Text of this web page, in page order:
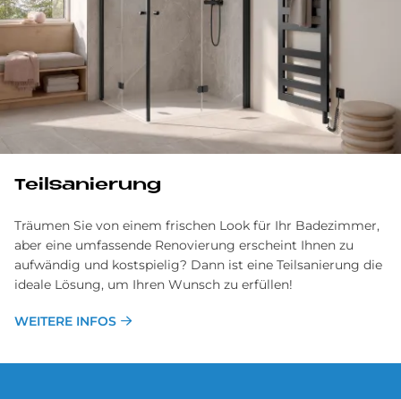
Teilsanierung
Träumen Sie von einem frischen Look für Ihr Badezimmer,
aber eine umfassende Renovierung erscheint Ihnen zu
aufwändig und kostspielig? Dann ist eine Teilsanierung die
ideale Lösung, um Ihren Wunsch zu erfüllen!
WEITERE INFOS